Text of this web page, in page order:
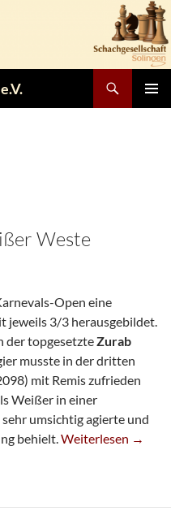
Weste
Open eine
jeweils 3/3 herausgebildet.
der topgesetzteZurab
musste in der dritten
mit Remis zufrieden
Weißer in einer
umsichtig agierte und
behielt.Noch 5 Spieler Mit
Weiterlesen →